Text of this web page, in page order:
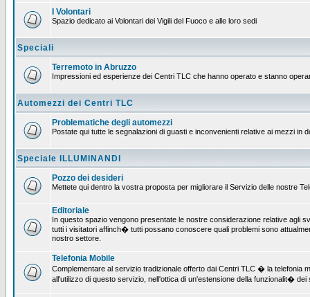
I Volontari
Spazio dedicato ai Volontari dei Vigili del Fuoco e alle loro sedi
Speciali
Terremoto in Abruzzo
Impressioni ed esperienze dei Centri TLC che hanno operato e stanno
Automezzi dei Centri TLC
Problematiche degli automezzi
Postate qui tutte le segnalazioni di guasti e inconvenienti relative ai mezzi in
Speciale ILLUMINANDI
Pozzo dei desideri
Mettete qui dentro la vostra proposta per migliorare il Servizio delle nostre
Editoriale
In questo spazio vengono presentate le nostre considerazione relative agli
tutti i visitatori affinch� tutti possano conoscere quali problemi sono
nostro settore.
Telefonia Mobile
Complementare al servizio tradizionale offerto dai Centri TLC � la telefonia
all'utilizzo di questo servizio, nell'ottica di un'estensione della funzionalit�